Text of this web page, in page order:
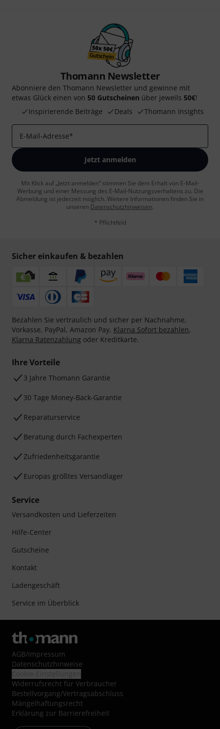
Thomann Newsletter
Abonniere den Thomann Newsletter und gewinne mit
etwas Glück einen von 50 Gutscheinen über jeweils 50€!
Inspirierende Beiträge
Deals Thomann Insights
E-Mail-Adresse*
Jetzt anmelden
Mit Klick auf „Jetzt anmelden“ stimmen Sie dem Erhalt von E-Mail-
Werbung und einer Messung des E-Mail-Nutzungsverhaltens zu. Die
Abmeldung ist jederzeit möglich. Weitere Informationen finden Sie in
unseren Datenschutzhinweisen.
* Pflichtfeld
Sicher einkaufen & bezahlen
Bezahlen Sie vertraulich und sicher per Nachnahme,
Vorkasse, PayPal, Amazon Pay, Klarna Sofort bezahlen,
Klarna Ratenzahlung oder Kreditkarte.
Ihre Vorteile
3 Jahre Thomann Garantie
30 Tage Money-Back-Garantie
Reparaturservice
Beratung durch Fachexperten
Zufriedenheitsgarantie
Europas größtes Versandlager
Service
Versandkosten und Lieferzeiten
Hilfe-Center
Gutscheine
Kontakt
Ladengeschäft
Service im Überblick
AGB/Impressum
Datenschutzhinweise
Widerrufsrecht für Verbraucher
Bestellvorgang/Vertragsabschluss
Mängelhaftungsrecht
Erklärung zur Barrierefreiheit